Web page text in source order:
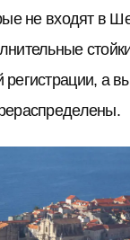
не входят в
регистрации, а